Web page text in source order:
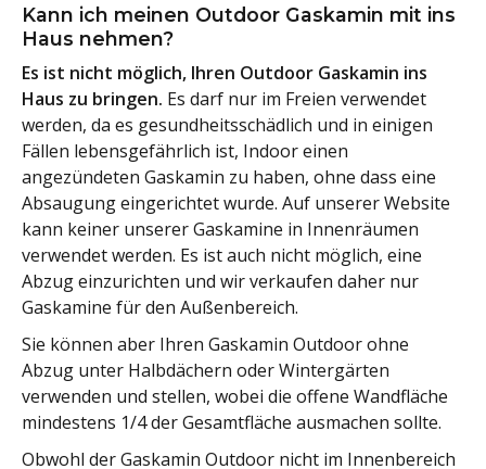
Kann ich meinen Outdoor Gaskamin mit ins
Haus nehmen?
Es ist nicht möglich, Ihren Outdoor Gaskamin ins
Haus zu bringen. Es darf nur im Freien verwendet
werden, da es gesundheitsschädlich und in einigen
Fällen lebensgefährlich ist, Indoor einen
angezündeten Gaskamin zu haben, ohne dass eine
Absaugung eingerichtet wurde. Auf unserer Website
kann keiner unserer Gaskamine in Innenräumen
verwendet werden. Es ist auch nicht möglich, eine
Abzug einzurichten und wir verkaufen daher nur
Gaskamine für den Außenbereich.
Sie können aber Ihren Gaskamin Outdoor ohne
Abzug unter Halbdächern oder Wintergärten
verwenden und stellen, wobei die offene Wandfläche
mindestens 1/4 der Gesamtfläche ausmachen sollte.
Obwohl der Gaskamin Outdoor nicht im Innenbereich